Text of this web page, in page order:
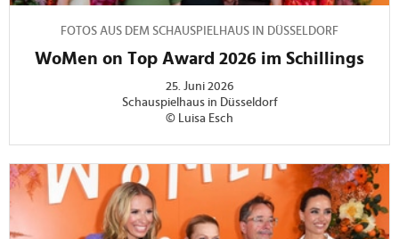
FOTOS AUS DEM SCHAUSPIELHAUS IN DÜSSELDORF
WoMen on Top Award 2026 im Schillings
25. Juni 2026
Schauspielhaus in Düsseldorf
© Luisa Esch